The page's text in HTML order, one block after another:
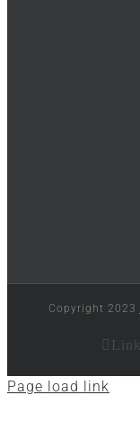
Copyright 2023
Page load link